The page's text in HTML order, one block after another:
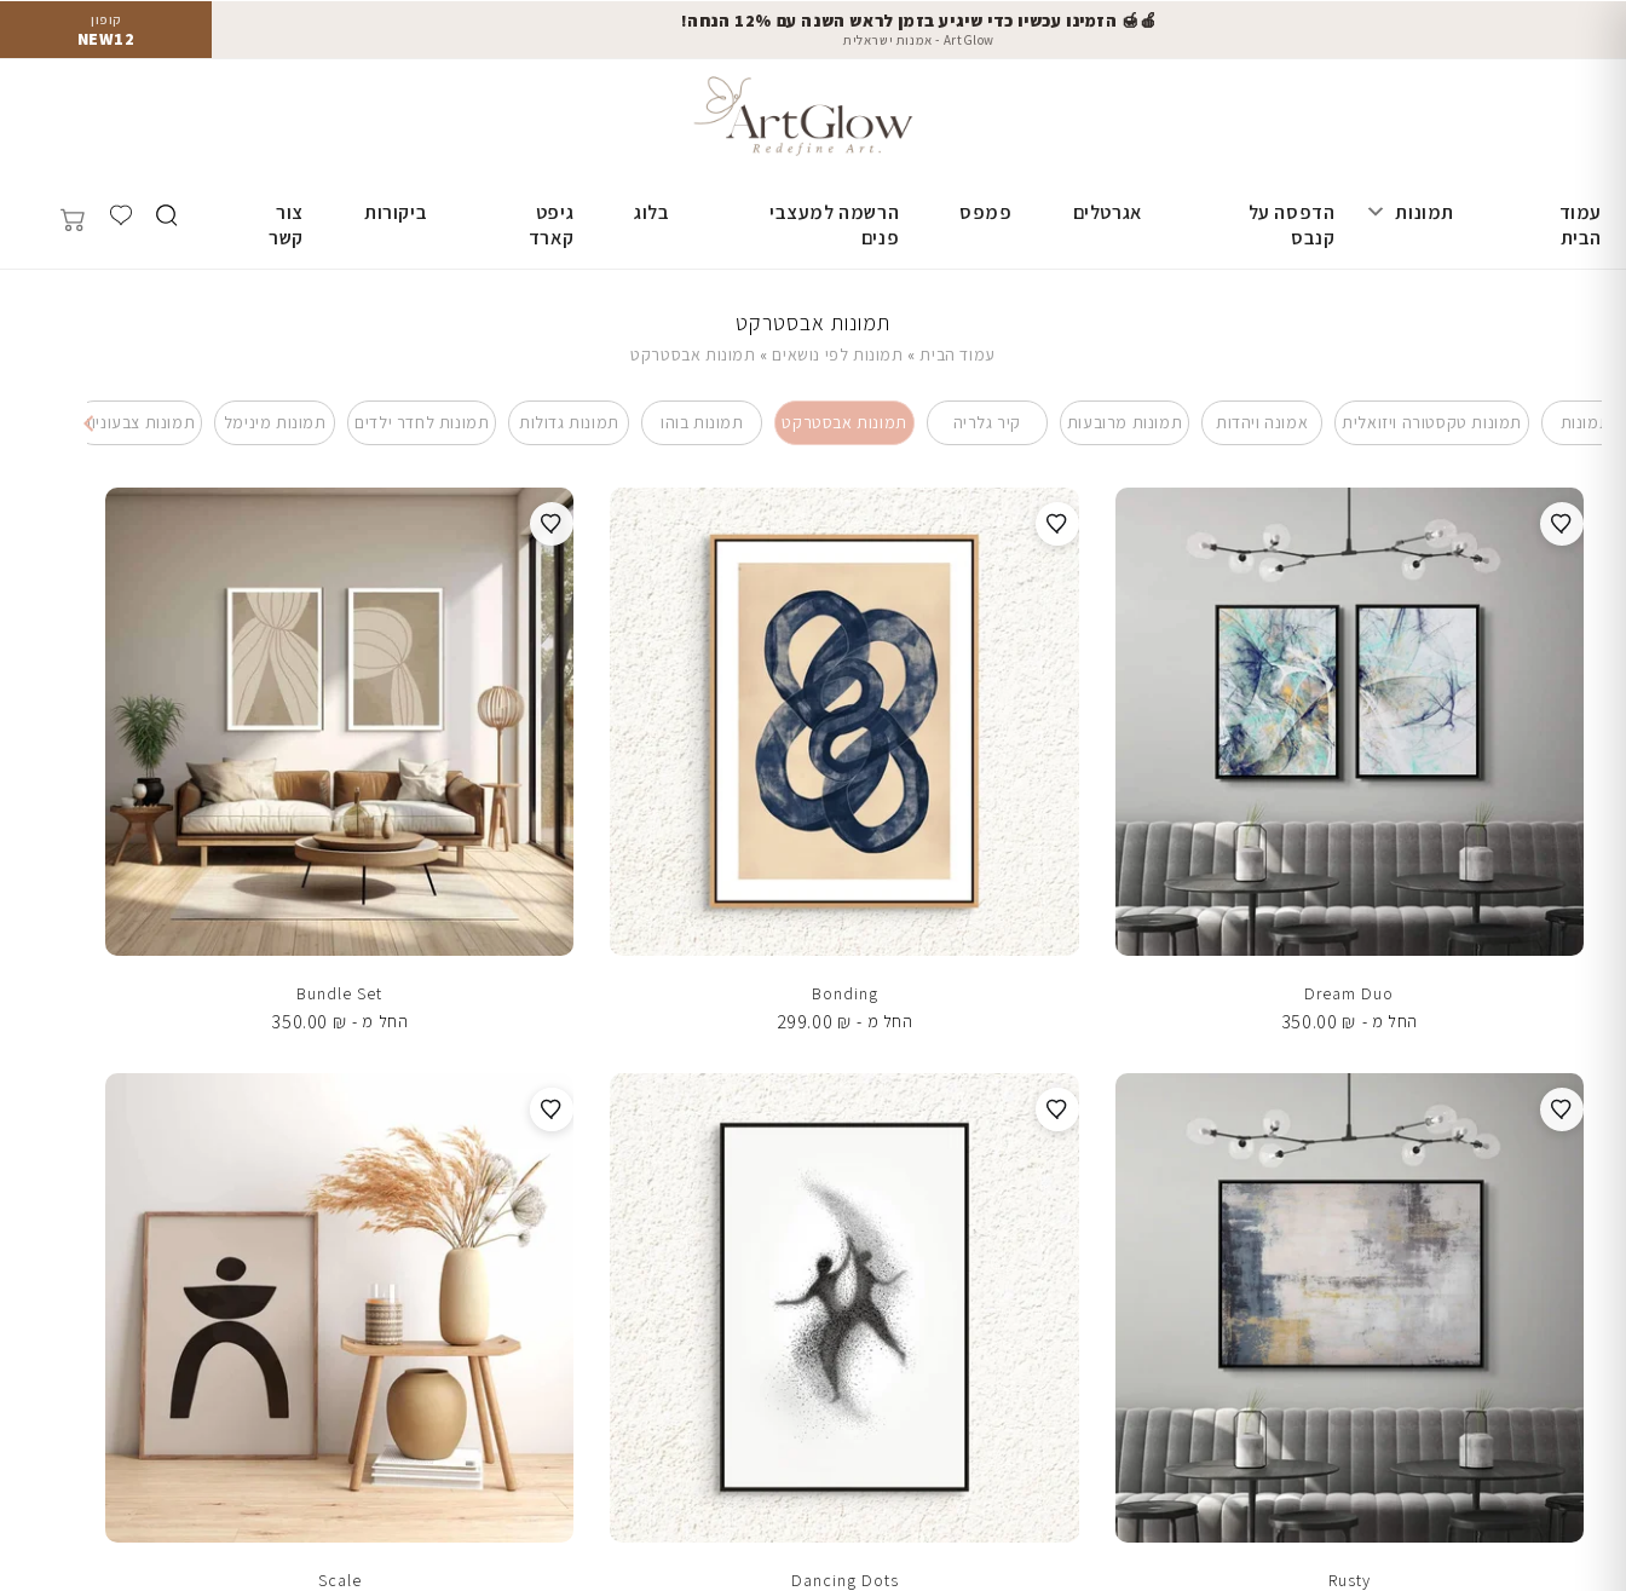
קופון
NEW12
🍎🍯 הזמינו עכשיו כדי שיגיע בזמן לראש השנה עם 12% הנחה!
ArtGlow - אמנות ישראלית
עמוד
הבית
תמונות
הדפסה על
קנבס
אגרטלים פמפס
הרשמה למעצבי
פנים
בלוג
גיפט
קארד
ביקורות
צור
קשר
תמונות אבסטרקט
עמוד הבית » תמונות לפי נושאים » תמונות אבסטרקט
התמונות תמונות טקסטורה ויזואלית אמונה ויהדות תמונות מרובעות קיר גלריה תמונות אבסטרקט תמונות בוהו תמונות גדולות תמונות לחדר ילדים תמונות מינימל תמונות צבעוניות
Dream Duo
החל מ -
350.00 ₪
Bonding
החל מ -
299.00 ₪
Bundle Set
החל מ -
350.00 ₪
Rusty
Dancing Dots
Scale